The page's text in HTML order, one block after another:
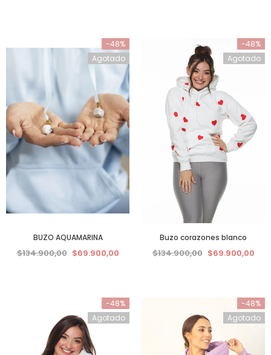
-48%
Agotado
BUZO AQUAMARINA
$134.900,00 $69.900,00
-48%
Agotado
Buzo corazones blanco
$134.900,00 $69.900,00
-48%
Agotado
-48%
Agotado